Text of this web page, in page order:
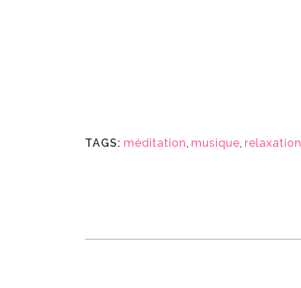
TAGS: méditation, musique, relaxation